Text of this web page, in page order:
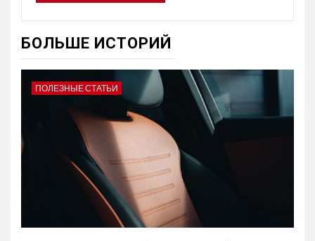
БОЛЬШЕ ИСТОРИЙ
ПОЛЕЗНЫЕ СТАТЬИ